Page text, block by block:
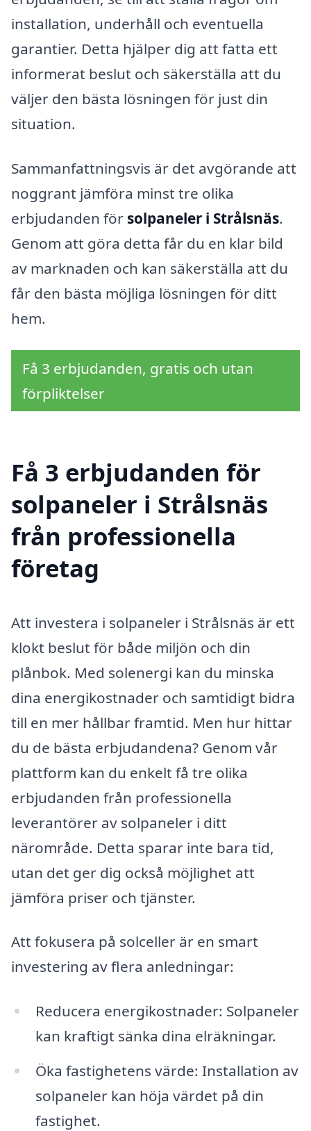
installation, underhåll och eventuella
garantier. Detta hjälper dig att fatta ett
informerat beslut och säkerställa att du
väljer den bästa lösningen för just din
situation.
Sammanfattningsvis är det avgörande att
noggrant jämföra minst tre olika
erbjudanden för solpaneler i Strålsnäs.
Genom att göra detta får du en klar bild
av marknaden och kan säkerställa att du
får den bästa möjliga lösningen för ditt
hem.
Få 3 erbjudanden, gratis och utan
förpliktelser
Få 3 erbjudanden för
solpaneler i Strålsnäs
från professionella
företag
Att investera i solpaneler i Strålsnäs är ett
klokt beslut för både miljön och din
plånbok. Med solenergi kan du minska
dina energikostnader och samtidigt bidra
till en mer hållbar framtid. Men hur hittar
du de bästa erbjudandena? Genom vår
plattform kan du enkelt få tre olika
erbjudanden från professionella
leverantörer av solpaneler i ditt
närområde. Detta sparar inte bara tid,
utan det ger dig också möjlighet att
jämföra priser och tjänster.
Att fokusera på solceller är en smart
investering av flera anledningar:
Reducera energikostnader: Solpaneler
kan kraftigt sänka dina elräkningar.
Öka fastighetens värde: Installation av
solpaneler kan höja värdet på din
fastighet.